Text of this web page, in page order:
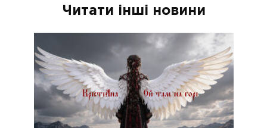
Читати інші новини